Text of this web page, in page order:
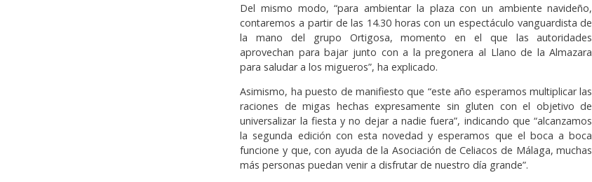
Del mismo modo, “para ambientar la plaza con un ambiente navideño,
contaremos a partir de las 14.30 horas con un espectáculo vanguardista de
la mano del grupo Ortigosa, momento en el que las autoridades
aprovechan para bajar junto con a la pregonera al Llano de la Almazara
para saludar a los migueros”, ha explicado.
Asimismo, ha puesto de manifiesto que “este año esperamos multiplicar las
raciones de migas hechas expresamente sin gluten con el objetivo de
universalizar la fiesta y no dejar a nadie fuera”, indicando que “alcanzamos
la segunda edición con esta novedad y esperamos que el boca a boca
funcione y que, con ayuda de la Asociación de Celiacos de Málaga, muchas
más personas puedan venir a disfrutar de nuestro día grande”.